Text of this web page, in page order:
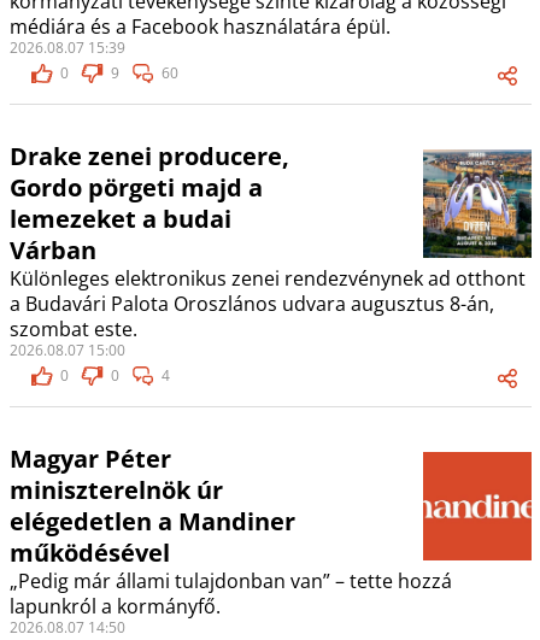
médiára és a Facebook használatára épül.
2026.08.07 15:39
0
9 60
Drake zenei producere,
Gordo pörgeti majd a
lemezeket a budai
Várban
Különleges elektronikus zenei rendezvénynek ad otthont
a Budavári Palota Oroszlános udvara augusztus 8-án,
szombat este.
2026.08.07 15:00
0
0 4
Magyar Péter
miniszterelnök úr
elégedetlen a Mandiner
működésével
„Pedig már állami tulajdonban van” – tette hozzá
lapunkról a kormányfő.
2026.08.07 14:50